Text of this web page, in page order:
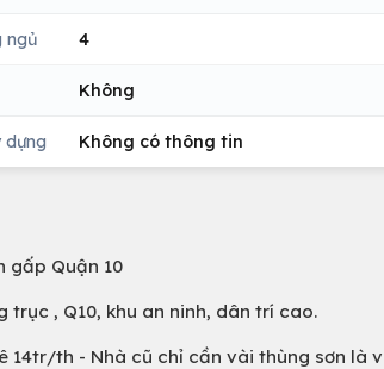
ngủ 4
Không
dựng Không có thông tin
gấp Quận 10
trục , Q10, khu an ninh, dân trí cao.
14tr/th - Nhà cũ chỉ cần vài thùng sơn là